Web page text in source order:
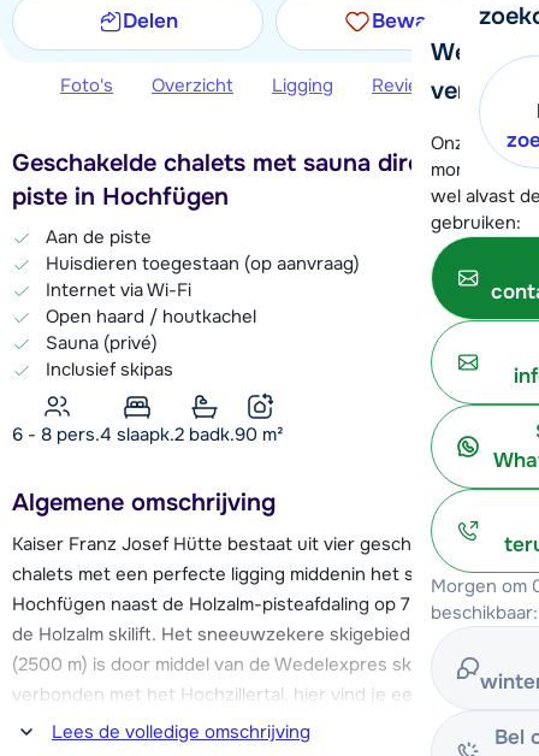
We
verder!
Onze
moment
wel alvast
gebruiken:
Morgen om
beschikbaar:
Bel
Delen Bewaren
Foto's Overzicht Ligging Reviews
Geschakelde chalets met sauna direct aan de
piste in Hochfügen
Aan de piste
Huisdieren toegestaan (op aanvraag)
Internet via Wi-Fi
Open haard / houtkachel
Sauna (privé)
Inclusief skipas
6 - 8 pers.4 slaapk.2 badk.90 m²
Algemene omschrijving
Kaiser Franz Josef Hütte bestaat uit vier geschakelde
chalets met een perfecte ligging middenin het skigebied van
Hochfügen naast de Holzalm-pisteafdaling op 750 meter van
de Holzalm skilift. Het sneeuwzekere skigebied Hochfügen
(2500 m) is door middel van de Wedelexpres skilift
verbonden met het Hochzillertal, hier vind je een prachtig
skigebied met pistes voor alle niveaus. Met de skibus kan je
Lees de volledige omschrijving